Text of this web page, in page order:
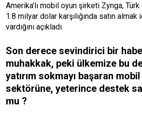
Amerika’lı mobil oyun şirketi Zynga,
1.8 milyar dolar karşılığında satın almak
vardığını açıkladı.
Son derece sevindirici bir
muhakkak, peki ülkemize bu
yatırım sokmayı başaran
sektörüne, yeterince destek
mu ?